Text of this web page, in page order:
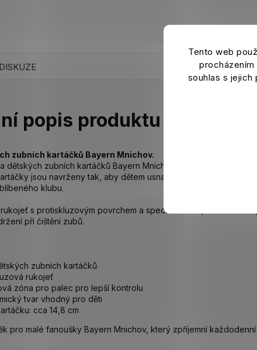
Tento web
souhlas s jejich
DISKUZE
popis produktu
zubních kartáčků Bayern Mnichov.
dětských zubních kartáčků Bayern Mnichov je ideální pro malé
jsou navrženy tak, aby dětem usnadnily správnou péči o
klubu.
s protiskluzovým povrchem a speciální úchopovou zónou
při čištění zubů.
zubních kartáčků
rukojeť
zóna pro palec pro lepší kontrolu
tvar vhodný pro děti
cca 14,8 cm
pro malé fanoušky Bayern Mnichov, který zpříjemní každodenní